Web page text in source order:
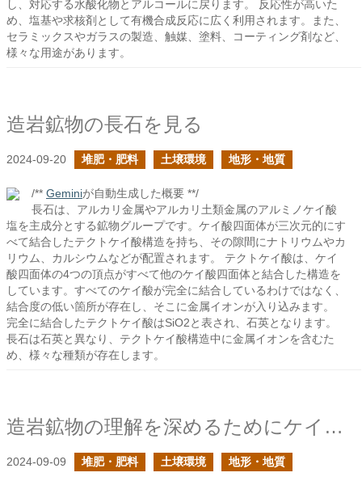
し、対応する水酸化物とアルコールに戻ります。 反応性が高いた
め、塩基や求核剤として有機合成反応に広く利用されます。また、
セラミックスやガラスの製造、触媒、塗料、コーティング剤など、
様々な用途があります。
造岩鉱物の長石を見る
2024-09-20 堆肥・肥料 土壌環境 地形・地質
/** Geminiが自動生成した概要 **/
長石は、アルカリ金属やアルカリ土類金属のアルミノケイ酸
塩を主成分とする鉱物グループです。ケイ酸四面体が三次元的にす
べて結合したテクトケイ酸構造を持ち、その隙間にナトリウムやカ
リウム、カルシウムなどが配置されます。 テクトケイ酸は、ケイ
酸四面体の4つの頂点がすべて他のケイ酸四面体と結合した構造を
しています。すべてのケイ酸が完全に結合しているわけではなく、
結合度の低い箇所が存在し、そこに金属イオンが入り込みます。
完全に結合したテクトケイ酸はSiO2と表され、石英となります。
長石は石英と異なり、テクトケイ酸構造中に金属イオンを含むた
め、様々な種類が存在します。
造岩鉱物の理解を深めるためにケイ酸についてを学ぶ
2024-09-09 堆肥・肥料 土壌環境 地形・地質